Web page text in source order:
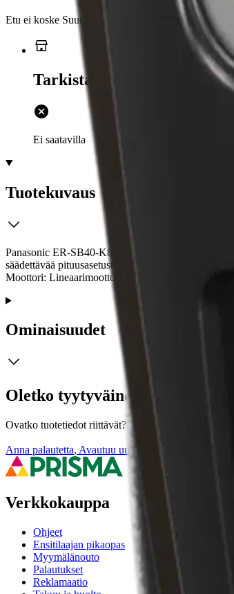
Etu ei koske Suuri‑lisäpalvelulla toimitettavia
Tarkista myymäläsaatavuus
Ei saatavilla
Tuotekuvaus
Panasonic ER-SB40-K803 on huippuluokan
säädettävää pituusasetusta tekevät laitteen
Moottori: Lineaarimoottori Akkukesto: 60 minuuttia
Ominaisuudet
Oletko tyytyväinen
Ovatko tuotetiedot riittävät? Jos tuotetiedoissa on
Anna palautetta, Avautuu uuteen välilehteen
Verkkokauppa
Ohjeet
Ensitilaajan pikaopas
Myymälänouto
Palautukset
Reklamaatio